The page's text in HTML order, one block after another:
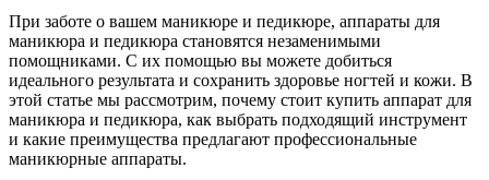
При заботе о вашем маникюре и педикюре, аппараты для
маникюра и педикюра становятся незаменимыми
помощниками. С их помощью вы можете добиться
идеального результата и сохранить здоровье ногтей и кожи. В
этой статье мы рассмотрим, почему стоит купить аппарат для
маникюра и педикюра, как выбрать подходящий инструмент
и какие преимущества предлагают профессиональные
маникюрные аппараты.